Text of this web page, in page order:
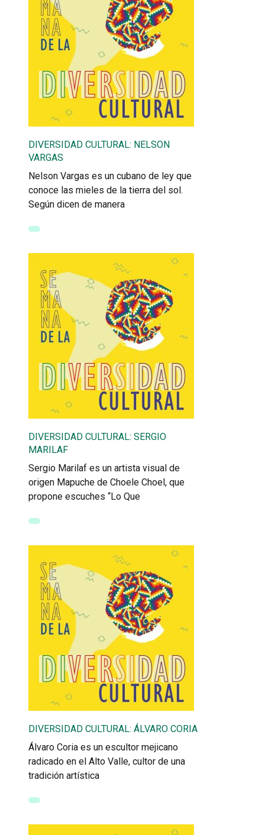
DIVERSIDAD CULTURAL: NELSON
VARGAS
Nelson Vargas es un cubano de ley que
conoce las mieles de la tierra del sol.
Según dicen de manera
DIVERSIDAD CULTURAL: SERGIO
MARILAF
Sergio Marilaf es un artista visual de
origen Mapuche de Choele Choel, que
propone escuches “Lo Que
DIVERSIDAD CULTURAL: ÁLVARO CORIA
Álvaro Coria es un escultor mejicano
radicado en el Alto Valle, cultor de una
tradición artística